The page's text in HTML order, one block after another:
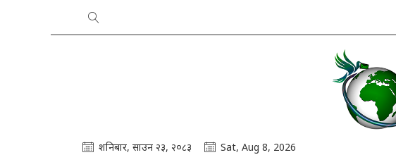
शनिबार, साउन २३, २०८३ Sat, Aug 8, 2026